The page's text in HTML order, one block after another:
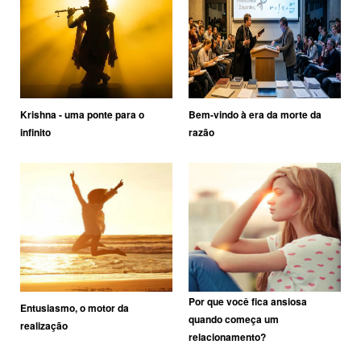
Krishna - uma ponte para o
infinito
Bem-vindo à era da morte da
razão
Entusiasmo, o motor da
realização
Por que você fica ansiosa
quando começa um
relacionamento?